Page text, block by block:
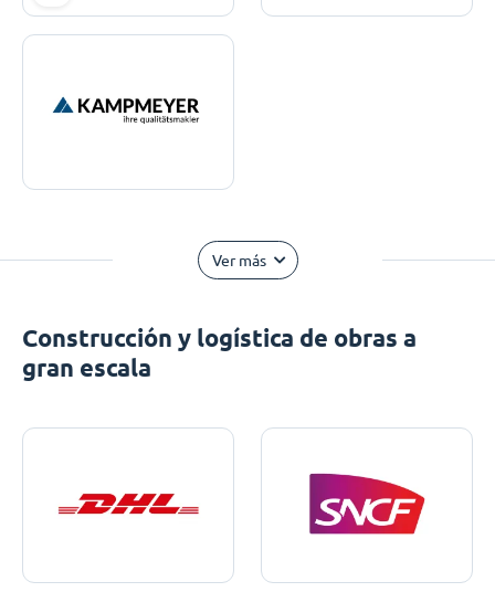
Ver más
Construcción y logística de obras a
gran escala